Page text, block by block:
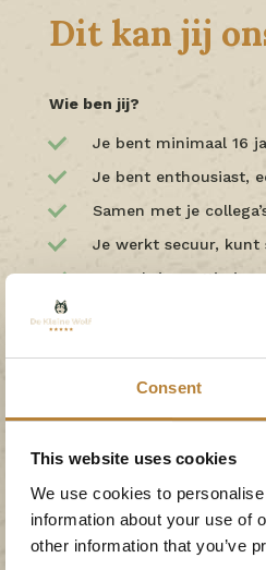
Consent
This website uses cookies
We use cookies to
information about your use of
other information that you’ve
Dit kan jij
Wie ben jij?
Je bent minimaal 16
Je bent enthousiast,
Samen met je
Je werkt secuur, kunt
Je voelt je prettig in
Samen met je
Dagelijks maak je
voordat deze openen